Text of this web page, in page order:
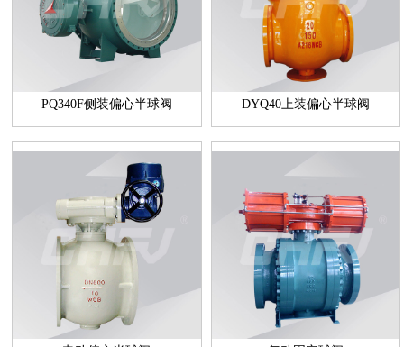
PQ340F侧装偏心半球阀 DYQ40上装偏心半球阀